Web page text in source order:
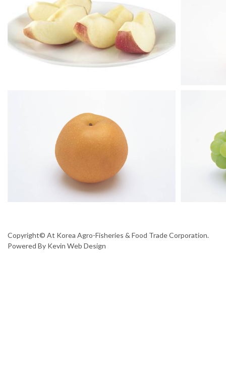
Copyright© At Korea Agro-Fisheries & Food Trade Corporation.
Powered By Kevin Web Design